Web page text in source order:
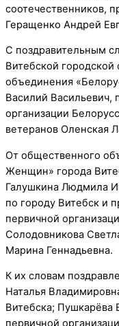
соотечественников,
Геращенко Андрей
С поздравительным
Витебской
объединения
Василий Васильевич,
организации
ветеранов Оленская
От общественного
Женщин» города
Галушкина Людмила
по городу Витебск и
первичной
Солодовникова
Марина Геннадьевна.
К их словам
Наталья
Витебска; Пушкарёва